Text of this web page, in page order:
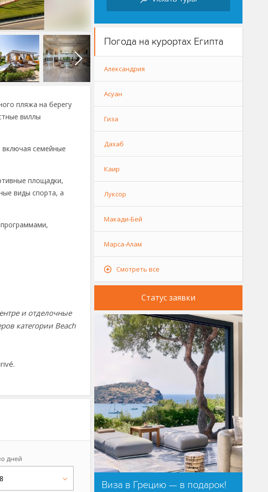
пляжа на берегу
виллы
семейные
площадки,
виды спорта, а
и отделочные
категории Beach
дней
Погода на курортах Египта
Александрия
Асуан
Гиза
Дахаб
Каир
Луксор
Макади-Бей
Марса-Алам
Смотреть все
Статус заявки
Виза в Грецию — в подарок!